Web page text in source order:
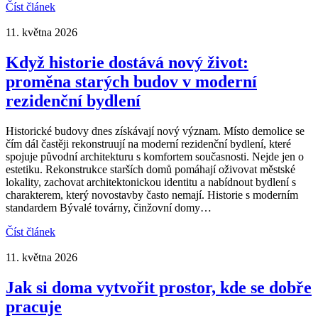
Číst článek
11. května 2026
Když historie dostává nový život:
proměna starých budov v moderní
rezidenční bydlení
Historické budovy dnes získávají nový význam. Místo demolice se
čím dál častěji rekonstruují na moderní rezidenční bydlení, které
spojuje původní architekturu s komfortem současnosti. Nejde jen o
estetiku. Rekonstrukce starších domů pomáhají oživovat městské
lokality, zachovat architektonickou identitu a nabídnout bydlení s
charakterem, který novostavby často nemají. Historie s moderním
standardem Bývalé továrny, činžovní domy…
Číst článek
11. května 2026
Jak si doma vytvořit prostor, kde se dobře
pracuje